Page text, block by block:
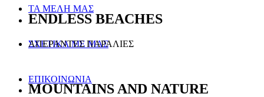
ΤΑ ΜΕΛΗ ΜΑΣ
ΣΧΕΤΙΚΑ ΜΕ ΜΑΣ
ΕΠΙΚΟΙΝΩΝΙΑ
ENDLESS BEACHES
ΑΠΕΡΑΝΤΕΣ ΠΑΡΑΛΙΕΣ
MOUNTAINS AND NATURE